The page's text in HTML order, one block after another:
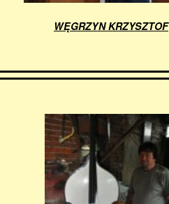
WĘGRZYN KRZYSZTOF